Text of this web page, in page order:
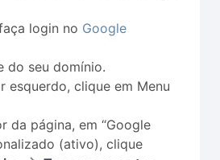
login no Google
do seu domínio.
esquerdo, clique em Menu
da página, em “Google
(ativo), clique